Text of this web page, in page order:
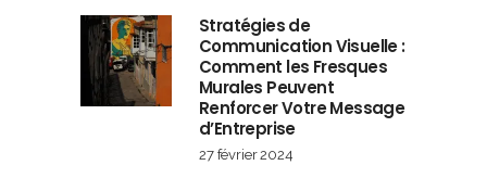
Stratégies de
Communication Visuelle :
Comment les Fresques
Murales Peuvent
Renforcer Votre Message
d’Entreprise
27 février 2024